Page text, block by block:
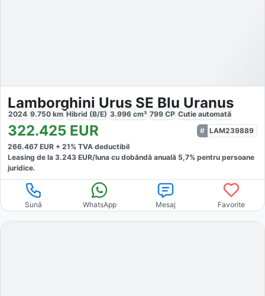
Lamborghini Urus SE Blu Uranus
2024 9.750 km Hibrid (B/E) 3.996 cm³ 799 CP Cutie automată
322.425 EUR
LAM239889
266.467 EUR + 21% TVA deductibil
Leasing de la 3.243 EUR/luna cu dobăndă anuală 5,7% pentru persoane
juridice.
Sună WhatsApp Mesaj Favorite